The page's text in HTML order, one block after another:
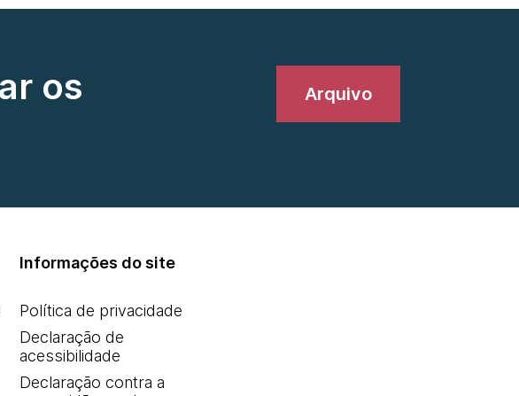
os
Arquivo
Informações do site
Política de privacidade
Declaração de
acessibilidade
Declaração contra a